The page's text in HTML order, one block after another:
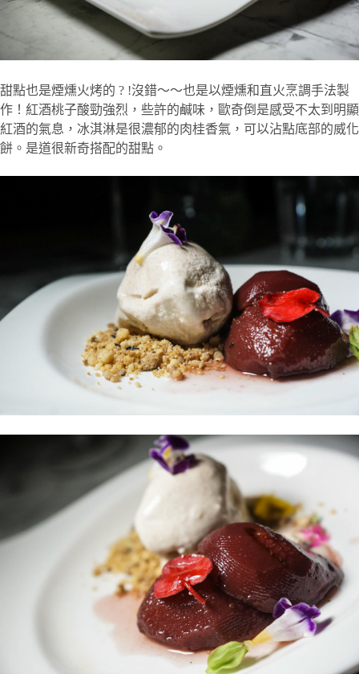
甜點也是煙燻火烤的 ? !沒錯～～也是以煙燻和直火烹調手法製
作！紅酒桃子酸勁強烈，些許的鹹味，歐奇倒是感受不太到明顯
紅酒的氣息，冰淇淋是很濃郁的肉桂香氣，可以沾點底部的威化
餅。是道很新奇搭配的甜點。